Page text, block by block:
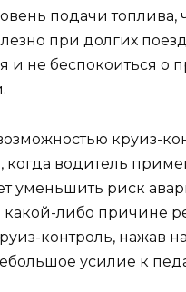
подачи топлива,
при долгих
и не беспокоиться
круиз-
когда водитель
уменьшить риск
какой-либо причине
контроль, нажав
усилие к